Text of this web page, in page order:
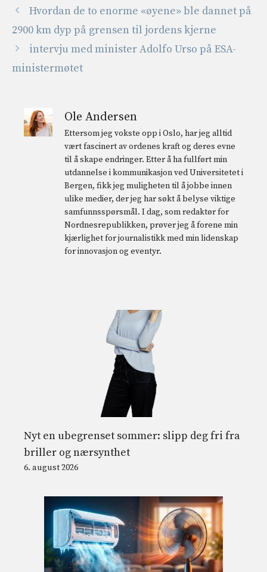
Hvordan de to enorme «øyene» ble dannet på
2900 km dyp på grensen til jordens kjerne
intervju med minister Adolfo Urso på ESA-
ministermøtet
Ole Andersen
Ettersom jeg vokste opp i Oslo, har jeg alltid
vært fascinert av ordenes kraft og deres evne
til å skape endringer. Etter å ha fullført min
utdannelse i kommunikasjon ved Universitetet i
Bergen, fikk jeg muligheten til å jobbe innen
ulike medier, der jeg har søkt å belyse viktige
samfunnsspørsmål. I dag, som redaktør for
Nordnesrepublikken, prøver jeg å forene min
kjærlighet for journalistikk med min lidenskap
for innovasjon og eventyr.
Nyt en ubegrenset sommer: slipp deg fri fra
briller og nærsynthet
6. august 2026